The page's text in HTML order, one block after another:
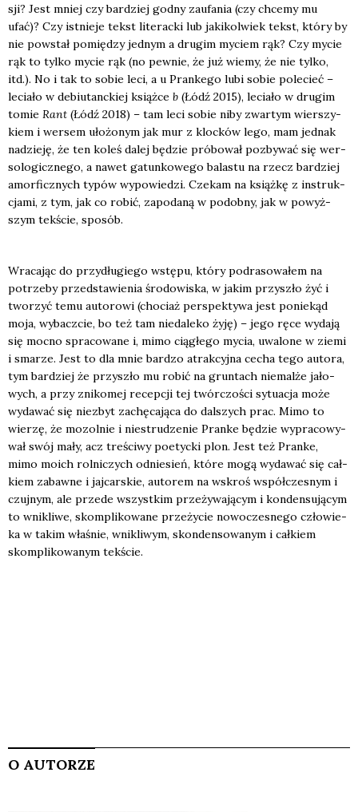
sji? Jest mniej czy bar­dziej god­ny zaufa­nia (czy chce­my mu
ufać)? Czy ist­nie­je tekst lite­rac­ki lub jaki­kol­wiek tekst, któ­ry by
nie powstał pomię­dzy jed­nym a dru­gim myciem rąk? Czy mycie
rąk to tyl­ko mycie rąk (no pew­nie, że już wie­my, że nie tyl­ko,
itd.). No i tak to sobie leci, a u Pran­ke­go lubi sobie pole­cieć –
lecia­ło w debiu­tanc­kiej książ­ce b (Łódź 2015), lecia­ło w dru­gim
tomie Rant (Łódź 2018) – tam leci sobie niby zwar­tym wier­szy­
kiem i wer­sem uło­żo­nym jak mur z kloc­ków lego, mam jed­nak
nadzie­ję, że ten koleś dalej będzie pró­bo­wał pozby­wać się wer­
so­lo­gicz­ne­go, a nawet gatun­ko­we­go bala­stu na rzecz bar­dziej
amor­ficz­nych typów wypo­wie­dzi. Cze­kam na książ­kę z instruk­
cja­mi, z tym, jak co robić, zapo­da­ną w podob­ny, jak w powyż­
szym tek­ście, spo­sób.
Wra­ca­jąc do przy­dłu­gie­go wstę­pu, któ­ry pod­ra­so­wa­łem na
potrze­by przed­sta­wie­nia śro­do­wi­ska, w jakim przy­szło żyć i
two­rzyć temu auto­ro­wi (cho­ciaż per­spek­ty­wa jest ponie­kąd
moja, wybacz­cie, bo też tam nie­da­le­ko żyję) – jego ręce wyda­ją
się moc­no spra­co­wa­ne i, mimo cią­głe­go mycia, uwa­lo­ne w zie­mi
i sma­rze. Jest to dla mnie bar­dzo atrak­cyj­na cecha tego auto­ra,
tym bar­dziej że przy­szło mu robić na grun­tach nie­mal­że jało­
wych, a przy zni­ko­mej recep­cji tej twór­czo­ści sytu­acja może
wyda­wać się nie­zbyt zachę­ca­ją­ca do dal­szych prac. Mimo to
wie­rzę, że mozol­nie i nie­stru­dze­nie Pran­ke będzie wypra­co­wy­
wał swój mały, acz tre­ści­wy poetyc­ki plon. Jest też Pran­ke,
mimo moich rol­ni­czych odnie­sień, któ­re mogą wyda­wać się cał­
kiem zabaw­ne i jaj­car­skie, auto­rem na wskroś współ­cze­snym i
czuj­nym, ale przede wszyst­kim prze­ży­wa­ją­cym i kon­den­su­ją­cym
to wni­kli­we, skom­pli­ko­wa­ne prze­ży­cie nowo­cze­sne­go czło­wie­
ka w takim wła­śnie, wni­kli­wym, skon­den­so­wa­nym i cał­kiem
skom­pli­ko­wa­nym tek­ście.
O AUTORZE